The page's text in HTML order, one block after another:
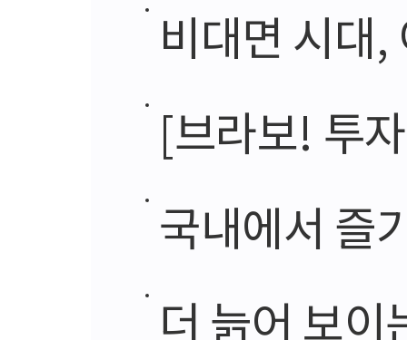
비대면 시대
[브라보! 투
국내에서 즐
더 늙어 보